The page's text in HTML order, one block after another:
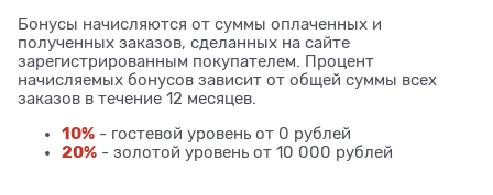
Бонусы начисляются от суммы оплаченных и
полученных заказов, сделанных на сайте
зарегистрированным покупателем. Процент
начисляемых бонусов зависит от общей суммы всех
заказов в течение 12 месяцев.
10% - гостевой уровень от 0 рублей
20% - золотой уровень от 10 000 рублей